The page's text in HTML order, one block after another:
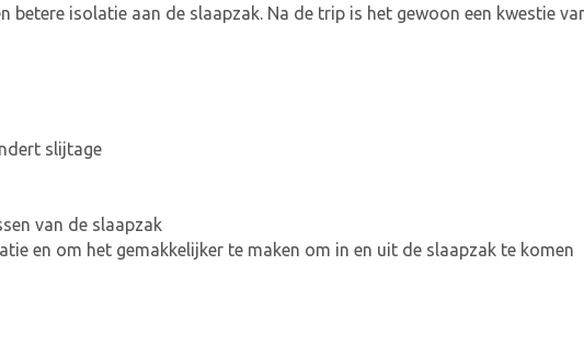
betere isolatie aan de slaapzak. Na de trip is het gewoon een kwestie
slijtage
van de slaapzak
en om het gemakkelijker te maken om in en uit de slaapzak te komen